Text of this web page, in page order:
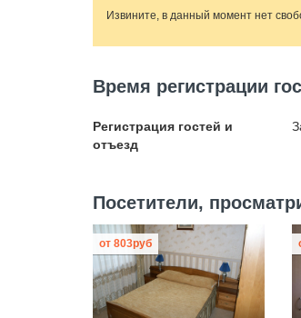
Извините, в данный момент нет
Время регистрации
Регистрация гостей и
отъезд
Посетители,
от 803руб